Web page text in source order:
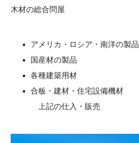
木材の総合問屋
アメリカ・ロシア・南洋の製品
国産材の製品
各種建築用材
合板・建材・住宅設備機材
上記の仕入・販売